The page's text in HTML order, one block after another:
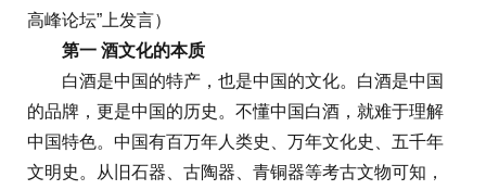
高峰论坛”上发言）
第一 酒文化的本质
白酒是中国的特产，也是中国的文化。白酒是中国
的品牌，更是中国的历史。不懂中国白酒，就难于理解
中国特色。中国有百万年人类史、万年文化史、五千年
文明史。从旧石器、古陶器、青铜器等考古文物可知，